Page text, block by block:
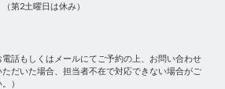
第2土曜日は休み）
電話もしくはメールにてご予約の上、お問い合わせ
だいた場合、担当者不在で対応できない場合がご
）